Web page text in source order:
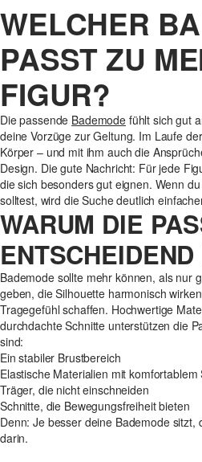
WELCHER
PASST ZU
FIGUR?
Die passende Bademode fühlt sich gut
deine Vorzüge zur Geltung. Im Laufe
Körper – und mit ihm auch die
Design. Die gute Nachricht: Für jede
die sich besonders gut eignen. Wenn
solltest, wird die Suche deutlich
WARUM DIE
Bademode sollte mehr können, als nur
geben, die Silhouette harmonisch
Tragegefühl schaffen. Hochwertige
durchdachte Schnitte unterstützen die
sind:
Ein stabiler Brustbereich
Elastische Materialien mit komfortablem
Träger, die nicht einschneiden
Schnitte, die Bewegungsfreiheit bieten
Denn: Je besser deine Bademode sitzt,
darin.